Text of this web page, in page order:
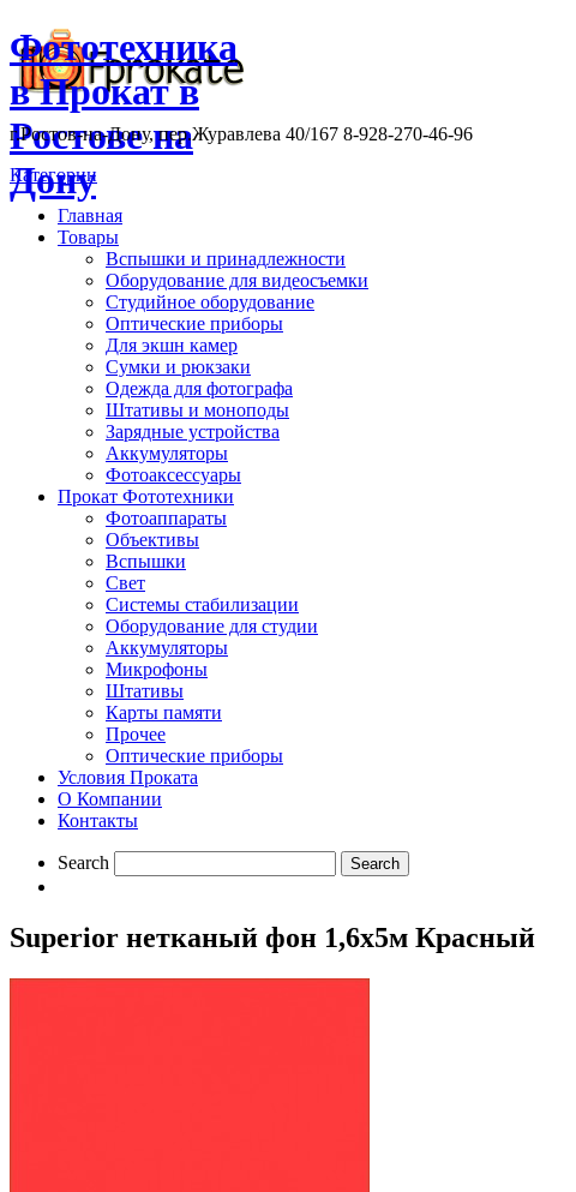
Фототехника
в Прокат в
Ростове на
Дону
г.Ростов-на-Дону, пер.Журавлева 40/167 8-928-270-46-96
Категории
Главная
Товары
Вспышки и принадлежности
Оборудование для видеосъемки
Студийное оборудование
Оптические приборы
Для экшн камер
Сумки и рюкзаки
Одежда для фотографа
Штативы и моноподы
Зарядные устройства
Аккумуляторы
Фотоаксессуары
Прокат Фототехники
Фотоаппараты
Объективы
Вспышки
Свет
Системы стабилизации
Оборудование для студии
Aккумуляторы
Микрофоны
Штативы
Карты памяти
Прочее
Оптические приборы
Условия Проката
О Компании
Контакты
Search
Superior нетканый фон 1,6х5м Красный